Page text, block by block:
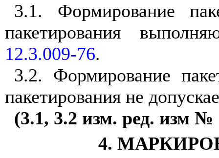
3.1. Формирование
пакетирования
12.3.009-76.
3.2. Формирование
пакетирования не
(3.1, 3.2 изм. ред. изм №
4.